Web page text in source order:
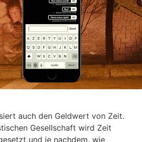
auch den Geldwert von Zeit.
Gesellschaft wird Zeit
und je nachdem, wie